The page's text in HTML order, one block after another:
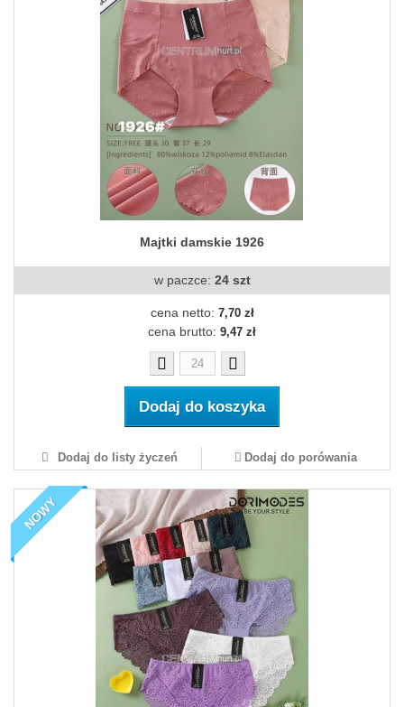
Majtki damskie 1926
w paczce: 24 szt
cena netto: 7,70 zł
cena brutto: 9,47 zł
Dodaj do koszyka
Dodaj do listy życzeń Dodaj do porówania
NOWY